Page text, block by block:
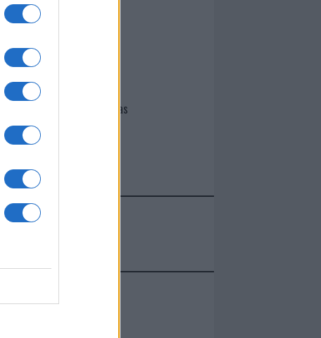
I nostri cari
Giovannimaria Cabras